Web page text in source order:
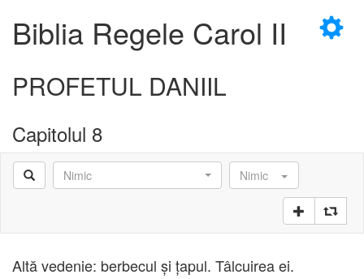
×
Biblia Regele Carol II
PROFETUL DANIIL
Capitolul 8
Nimic Nimic
Altă vedenie: berbecul şi ţapul. Tâlcuirea ei.